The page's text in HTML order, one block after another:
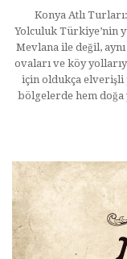
Konya Atlı
Yolculuk Türkiye’nin
Mevlana ile değil,
ovaları ve köy
için oldukça
bölgelerde hem